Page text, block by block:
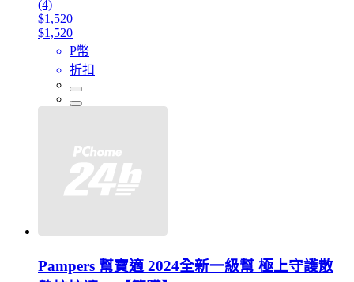
(4)
$1,520
$1,520
P幣
折扣
Pampers 幫寶適 2024全新一級幫 極上守護散